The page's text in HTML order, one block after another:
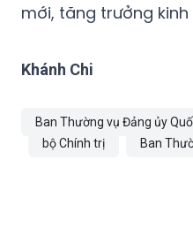
mới, tăng trưởng kinh
Khánh Chi
Ban Thường vụ Đảng ủy
bộ Chính trị
Ban